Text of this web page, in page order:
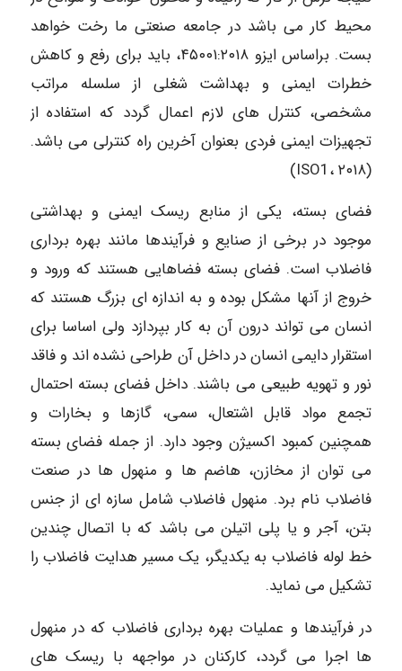
محیط کار می باشد در جامعه صنعتی ما رخت خواهد
بست. براساس ایزو ۴۵۰۰۱:۲۰۱۸، باید برای رفع و کاهش
خطرات ایمنی و بهداشت شغلی از سلسله مراتب
مشخصی، کنترل های لازم اعمال گردد که استفاده از
تجهیزات ایمنی فردی بعنوان آخرین راه کنترلی می باشد.
(۲۰۱۸ ،ISO1)
فضای بسته، یکی از منابع ریسک ایمنی و بهداشتی
موجود در برخی از صنایع و فرآیندها مانند بهره برداری
فاضلاب است. فضای بسته فضاهایی هستند که ورود و
خروج از آنها مشکل بوده و به اندازه ای بزرگ هستند که
انسان می تواند درون آن به کار بپردازد ولی اساسا برای
استقرار دایمی انسان در داخل آن طراحی نشده اند و فاقد
نور و تهویه طبیعی می باشند. داخل فضای بسته احتمال
تجمع مواد قابل اشتعال، سمی، گازها و بخارات و
همچنین کمبود اکسیژن وجود دارد. از جمله فضای بسته
می توان از مخازن، هاضم ها و منهول ها در صنعت
فاضلاب نام برد. منهول فاضلاب شامل سازه ای از جنس
بتن، آجر و یا پلی اتیلن می باشد که با اتصال چندین
خط لوله فاضلاب به یکدیگر، یک مسیر هدایت فاضلاب را
تشکیل می نماید.
در فرآیندها و عملیات بهره برداری فاضلاب که در منهول
ها اجرا می گردد، کارکنان در مواجهه با ریسک های